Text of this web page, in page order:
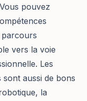
pouvez
vers la voie
Les
sont aussi de bons
la